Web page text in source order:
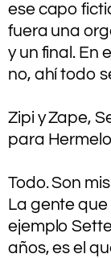
ese capo
fuera una
y un final. En
no, ahí todo
Zipi y Zape,
para
Todo. Son
La gente
ejemplo
años, es el